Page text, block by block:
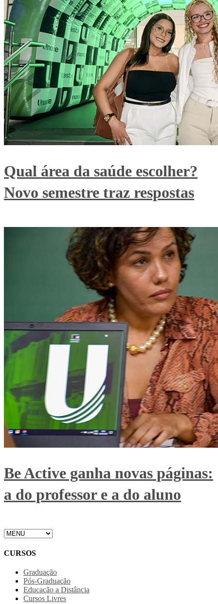
Qual área da saúde escolher?
Novo semestre traz respostas
Be Active ganha novas páginas:
a do professor e a do aluno
CURSOS
Graduação
Pós-Graduação
Educação a Distância
Cursos Livres